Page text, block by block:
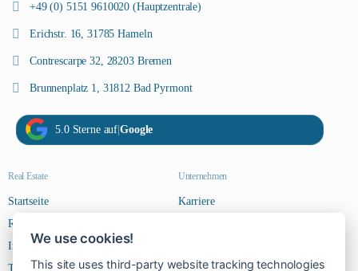
We use cookies!
This site uses third-party website tracking technologies
+49 (0) 5151 9610020 (Hauptzentrale)
Erichstr. 16, 31785 Hameln
Contrescarpe 32, 28203 Bremen
Brunnenplatz 1, 31812 Bad Pyrmont
5.0 Sterne auf |Google
Real Estate
Startseite
Riverside Steps
Immobilien
Team
Unternehmen
Karriere